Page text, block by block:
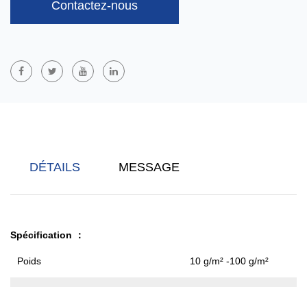
Composites Multicouches Fabriqués Par Des Procédés Spunbond
Respirabilité Et Sont Largement Utilisés Dans Les Domaines De
La Protection Médicale, De La Filtration Et De La Construction. Ils
Antibactériennes.
Contactez-nous
DÉTAILS MESSAGE
Spécification ：
Poids 10 g/m² -100 g/m²